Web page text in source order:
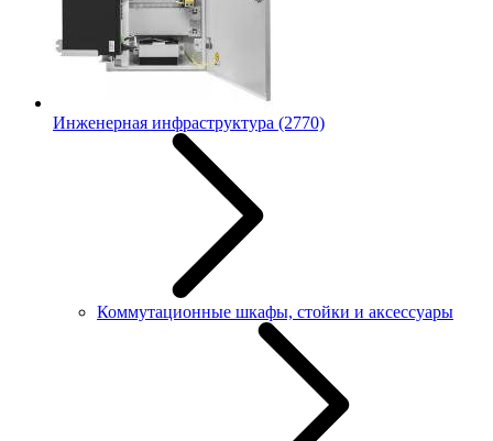
Инженерная инфраструктура (2770)
Коммутационные шкафы, стойки и аксессуары